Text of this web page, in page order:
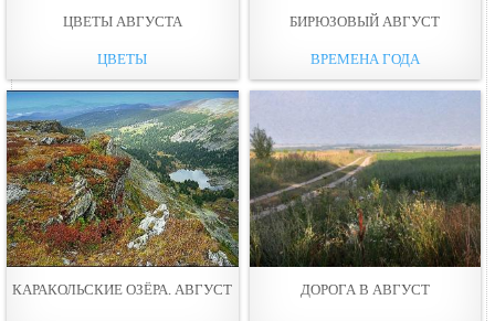
ЦВЕТЫ АВГУСТА
ЦВЕТЫ
БИРЮЗОВЫЙ АВГУСТ
ВРЕМЕНА ГОДА
КАРАКОЛЬСКИЕ ОЗЁРА. АВГУСТ ДОРОГА В АВГУСТ